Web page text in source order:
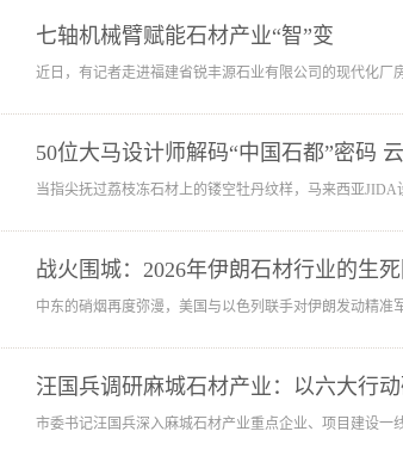
七轴机械臂赋能石材产业“智”变
近日，有记者走进福建省锐丰源石业有限公司的现代化厂
50位大马设计师解码“中国石都”密码
当指尖抚过荔枝冻石材上的镂空牡丹纹样，马来西亚
战火围城：2026年伊朗石材行业的生
中东的硝烟再度弥漫，美国与以色列联手对伊朗发动精
汪国兵调研麻城石材产业：以六大行
市委书记汪国兵深入麻城石材产业重点企业、项目建设